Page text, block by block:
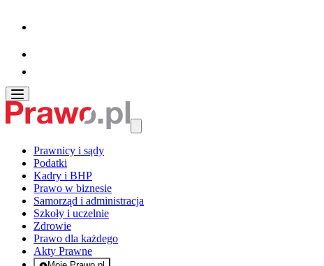
Prawnicy i sądy
Podatki
Kadry i BHP
Prawo w biznesie
Samorząd i administracja
Szkoły i uczelnie
Zdrowie
Prawo dla każdego
Akty Prawne